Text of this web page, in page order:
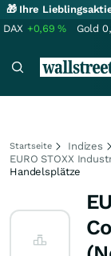
🎁 Ihre
DAX +0,69% Gold
Startseite
Indizes
EURO STOXX
Handelsplätze